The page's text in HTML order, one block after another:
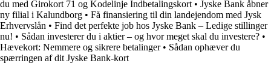
du med Girokort 71 og Kodelinje Indbetalingskort • Jyske Bank åbner
ny filial i Kalundborg • Få finansiering til din landejendom med Jysk
Erhvervslån • Find det perfekte job hos Jyske Bank – Ledige stillinger
nu! • Sådan investerer du i aktier – og hvor meget skal du investere? •
Hævekort: Nemmere og sikrere betalinger• Sådan ophæver du
spærringen af dit Jyske Bank-kort